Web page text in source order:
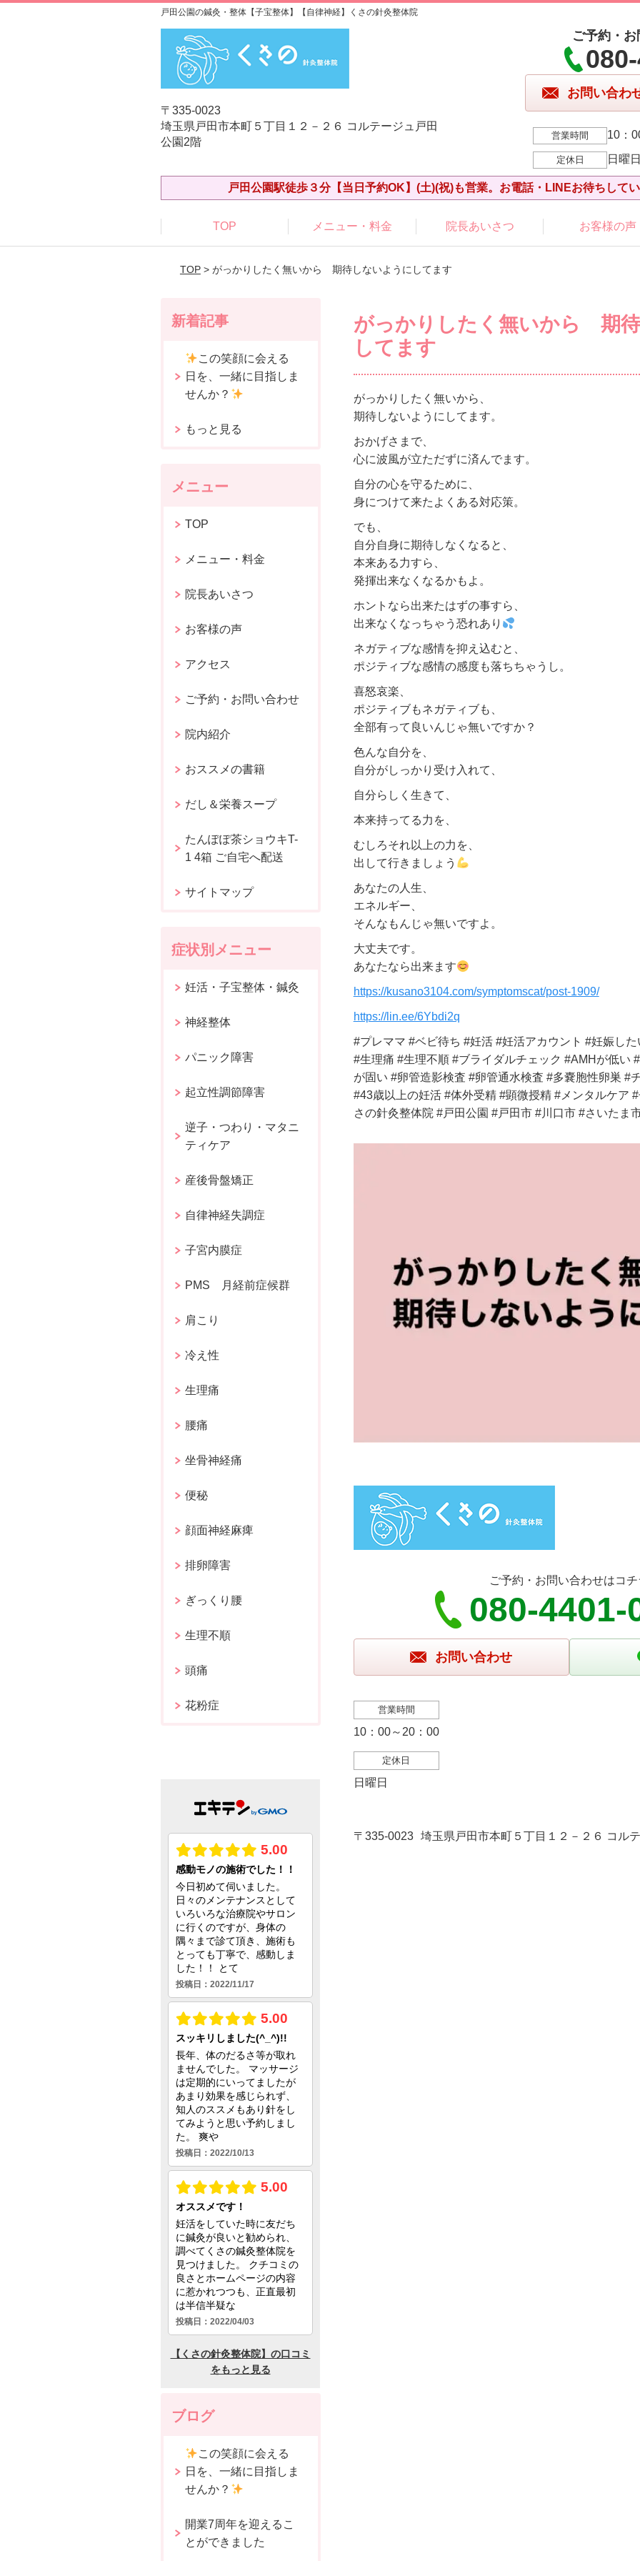
戸田公園の鍼灸・整体【子宝整体】【自律神経】くさの針灸整体院
〒335-0023
埼玉県戸田市本町５丁目１２－２６ コルテージュ戸田
公園2階
ご予約・
お問い合わ
営業時間 10：
定休日 日曜
戸田公園駅徒歩３分【当日予約OK】(土)(祝)も営業。お電話・LINEお待ちして
TOP メニュー・料金 院長あいさつ お客様の声
TOP> がっかりしたく無いから 期待しないようにしてます
がっかりしたく無いから 期
してます
がっかりしたく無いから、
期待しないようにしてます。
おかげさまで、
心に波風が立ただずに済んでます。
自分の心を守るために、
身につけて来たよくある対応策。
でも、
自分自身に期待しなくなると、
本来ある力すら、
発揮出来なくなるかもよ。
ホントなら出来たはずの事すら、
出来なくなっちゃう恐れあり
ネガティブな感情を抑え込むと、
ポジティブな感情の感度も落ちちゃうし。
喜怒哀楽、
ポジティブもネガティブも、
全部有って良いんじゃ無いですか？
色んな自分を、
自分がしっかり受け入れて、
自分らしく生きて、
本来持ってる力を、
むしろそれ以上の力を、
出して行きましょう
あなたの人生、
エネルギー、
そんなもんじゃ無いですよ。
大丈夫です。
あなたなら出来ます
https://kusano3104.com/symptomscat/post-1909/
https://lin.ee/6Ybdi2q
#プレママ #ベビ待ち #妊活 #妊活アカウント #妊娠し
#生理痛 #生理不順 #ブライダルチェック #AMHが低い
が固い #卵管造影検査 #卵管通水検査 #多嚢胞性卵巣 #
#43歳以上の妊活 #体外受精 #顕微授精 #メンタルケア
さの針灸整体院 #戸田公園 #戸田市 #川口市 #さいたま
ご予約・お問い合わせはコ
080-4401-
お問い合わせ
営業時間
10：00～20：00
定休日
日曜日
〒335-0023 埼玉県戸田市本町５丁目１２－２６ コル
新着記事
この笑顔に会える
日を、一緒に目指しま
せんか？
もっと見る
メニュー
TOP
メニュー・料金
院長あいさつ
お客様の声
アクセス
ご予約・お問い合わせ
院内紹介
おススメの書籍
だし＆栄養スープ
たんぽぽ茶ショウキT-
1 4箱 ご自宅へ配送
サイトマップ
症状別メニュー
妊活・子宝整体・鍼灸
神経整体
パニック障害
起立性調節障害
逆子・つわり・マタニ
ティケア
産後骨盤矯正
自律神経失調症
子宮内膜症
PMS 月経前症候群
肩こり
冷え性
生理痛
腰痛
坐骨神経痛
便秘
顔面神経麻痺
排卵障害
ぎっくり腰
生理不順
頭痛
花粉症
ブログ
この笑顔に会える
日を、一緒に目指しま
せんか？
開業7周年を迎えるこ
とができました